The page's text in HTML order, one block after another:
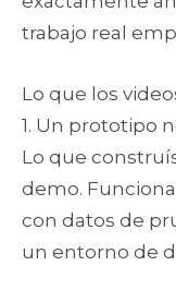
trabajo real
Lo que los
1. Un prototipo
Lo que
demo.
con datos de
un entorno de